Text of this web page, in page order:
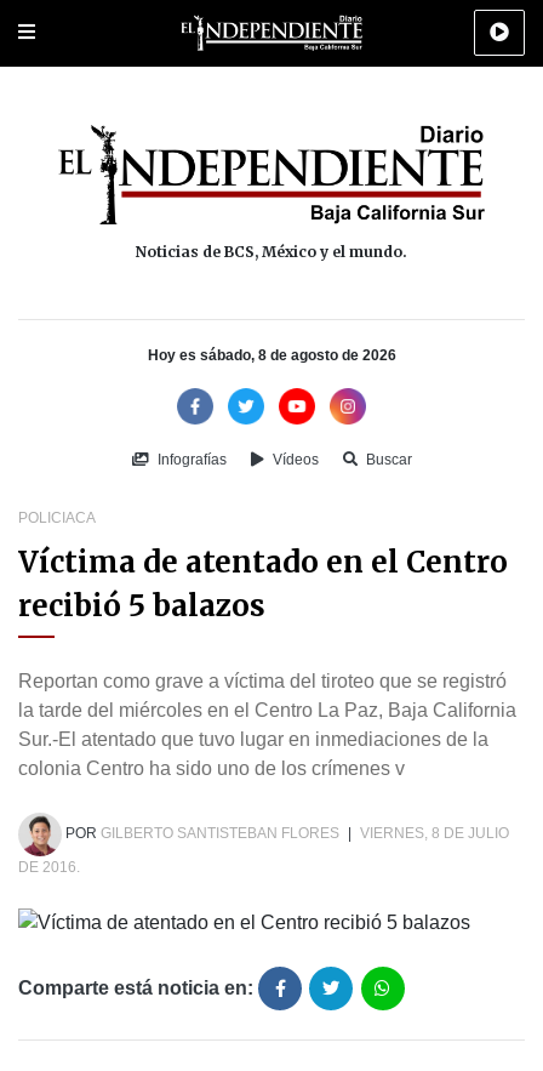
Portada Los Cabos Policiaca Deportes Cultura
Noticias de BCS, México y el mundo.
Hoy es sábado, 8 de agosto de 2026
Infografías Vídeos Buscar
POLICIACA
Víctima de atentado en el Centro
recibió 5 balazos
Reportan como grave a víctima del tiroteo que se registró
la tarde del miércoles en el Centro La Paz, Baja California
Sur.-El atentado que tuvo lugar en inmediaciones de la
colonia Centro ha sido uno de los crímenes v
POR GILBERTO SANTISTEBAN FLORES
VIERNES, 8 DE JULIO
DE 2016.
Comparte está noticia en: